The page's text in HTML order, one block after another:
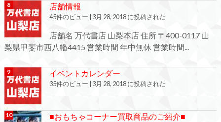
店舗情報
45件のビュー 3月 28, 2018 に投稿された
店舗名 万代書店 山梨本店 住所 〒400-0117 山
梨県甲斐市西八幡4415 営業時間 年中無休 営業時間...
イベントカレンダー
35件のビュー 3月 28, 2018 に投稿された
■おもちゃコーナー買取商品のご紹介■